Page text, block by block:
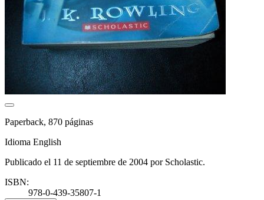
Paperback, 870 páginas
Idioma English
Publicado el 11 de septiembre de 2004 por Scholastic.
ISBN:
978-0-439-35807-1